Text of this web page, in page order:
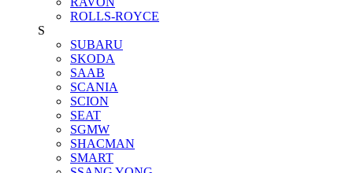
ROLLS-ROYCE
S
SUBARU
SKODA
SAAB
SCANIA
SCION
SEAT
SGMW
SHACMAN
SMART